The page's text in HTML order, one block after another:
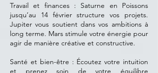
Travail et finances : Saturne en Poissons
jusqu’au 14 février structure vos projets.
Jupiter vous soutient dans vos ambitions à
long terme. Mars stimule votre énergie pour
agir de manière créative et constructive.
Santé et bien-être : Écoutez votre intuition
et prenez soin de votre équilibre